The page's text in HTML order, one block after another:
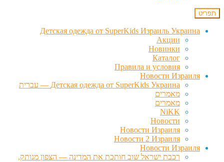
תפריט
Детская одежда от SuperKids Израиль Украина
Акции
Новинки
Каталог
Правила и условия
Новости Израиля
Детская одежда от SuperKids Украина — עברית
מאמרים
מאמרים
NiKK
Новости
Новости Израиля
Новости 2 Израиля
Новости Израиля
רכבת ישראל שוב חותכת את המדינה — הצפון מנותק,